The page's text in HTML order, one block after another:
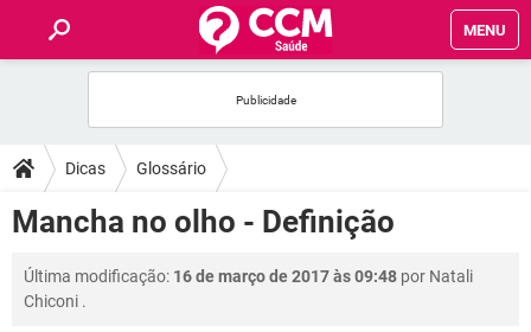
MENU
FÓRUM
SAÚDE
FAMÍLIA
Dicas Glossário
Mancha no olho - Definição
Última modificação: 16 de março de 2017 às 09:48 por Natali
Chiconi .